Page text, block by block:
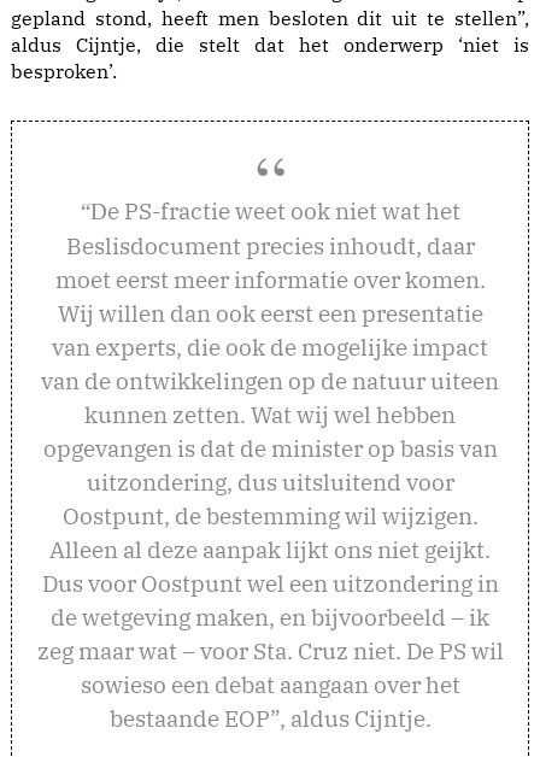
gepland stond, heeft men besloten dit uit te stellen”,
aldus Cijntje, die stelt dat het onderwerp ‘niet is
besproken’.
“De PS-fractie weet ook niet wat het
Beslisdocument precies inhoudt, daar
moet eerst meer informatie over komen.
Wij willen dan ook eerst een presentatie
van experts, die ook de mogelijke impact
van de ontwikkelingen op de natuur uiteen
kunnen zetten. Wat wij wel hebben
opgevangen is dat de minister op basis van
uitzondering, dus uitsluitend voor
Oostpunt, de bestemming wil wijzigen.
Alleen al deze aanpak lijkt ons niet geijkt.
Dus voor Oostpunt wel een uitzondering in
de wetgeving maken, en bijvoorbeeld – ik
zeg maar wat – voor Sta. Cruz niet. De PS wil
sowieso een debat aangaan over het
bestaande EOP”, aldus Cijntje.